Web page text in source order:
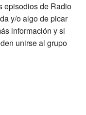
episodios de Radio
y/o algo de picar
información y si
unirse al grupo